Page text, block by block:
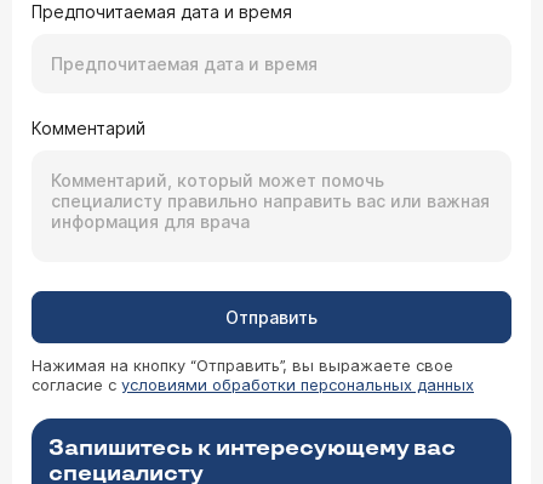
Предпочитаемая дата и время
Комментарий
Отправить
Нажимая на кнопку “Отправить”, вы выражаете свое
согласие с условиями обработки персональных данных
Запишитесь к интересующему вас
специалисту